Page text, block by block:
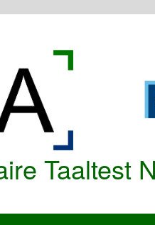
Taaltest